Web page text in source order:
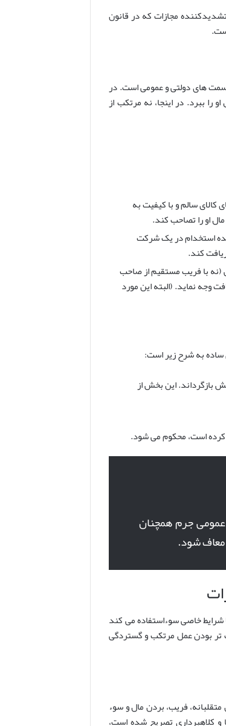
مجازات که در قانون
سمت های دولتی و عمومی است. در
را ببرد. در اینجا، نه مرتکب از
کالای سالم و با کیفیت به
او را تصاحب کند.
استخدام در یک شرکت
کند.
(نه با فریب مستقیم از صاحب
وجه نماید. (البته این مورد
بازگرداند. این بخش از
کرده است، محکوم می شود.
جرم همچنان
معاف شود.
شرایط خاصی سوءاستفاده می کند
تر بودن عمل مرتکب و گستردگی
فریب، بردن مال و سوء
اختلاس، ارتشا و کلاهبرداری تصریح شده است،